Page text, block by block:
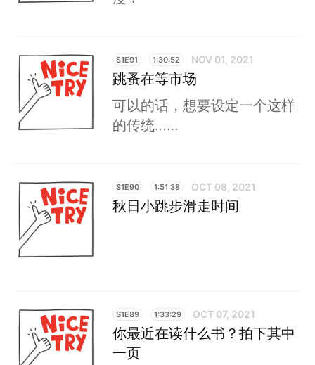
S1E91 1:30:52 NOV 01, 2021
跳蚤在等市场
可以的话，想要设定一个这样
的传统……
S1E90 1:51:38 OCT 08, 2021
秋日小跳步滑走时间
S1E89 1:33:29 OCT 07, 2021
你最近在读什么书？拍下其中
一页